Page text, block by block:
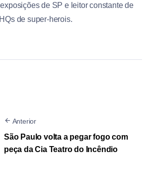
de SP e leitor constante de
HQs de super-herois.
Anterior
São Paulo volta a pegar fogo com
peça da Cia Teatro do Incêndio